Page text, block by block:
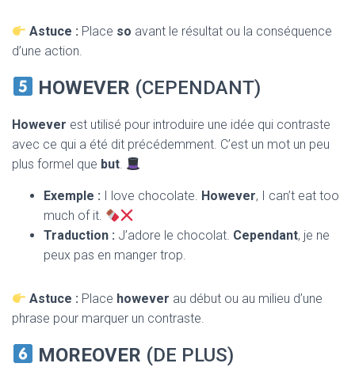
Astuce : Place so avant le résultat ou la conséquence
d’une action.
HOWEVER (CEPENDANT)
However est utilisé pour introduire une idée qui contraste
avec ce qui a été dit précédemment. C’est un mot un peu
plus formel que but.
Exemple : I love chocolate. However, I can’t eat too
much of it.
Traduction : J’adore le chocolat. Cependant, je ne
peux pas en manger trop.
Astuce : Place however au début ou au milieu d’une
phrase pour marquer un contraste.
MOREOVER (DE PLUS)